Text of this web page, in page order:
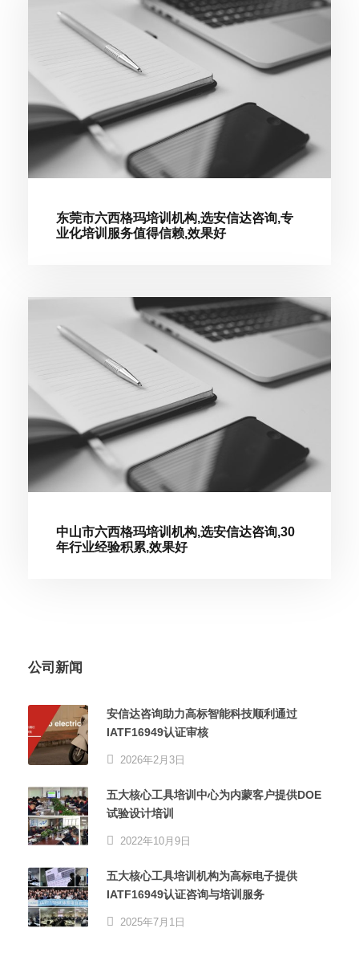
东莞市六西格玛培训机构,选安信达咨询,专
业化培训服务值得信赖,效果好
中山市六西格玛培训机构,选安信达咨询,30
年行业经验积累,效果好
公司新闻
安信达咨询助力高标智能科技顺利通过
IATF16949认证审核
2026年2月3日
五大核心工具培训中心为内蒙客户提供DOE
试验设计培训
2022年10月9日
五大核心工具培训机构为高标电子提供
IATF16949认证咨询与培训服务
2025年7月1日